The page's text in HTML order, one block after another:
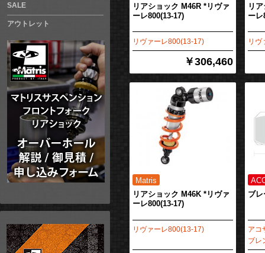
SALE
アウトレット
リアショック M46R *リヴァ
ーレ800(13-17)
リヴァーレ800(13-17)
￥306,460
リ
ーレ
リヴ
リアショック M46K *リヴァ
ーレ800(13-17)
リヴァーレ800(13-17)
ブ
アコ
ブレ